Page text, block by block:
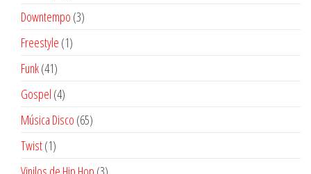
productos
Downtempo 33
Freestyle 11
Funk 4141
productos
Gospel 44
productos
Música Disco 6565
Twist 11
producto
3